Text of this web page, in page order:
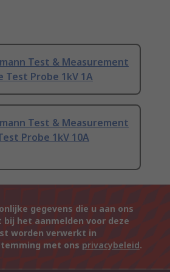
Test & Measurement
Test Probe 1kV 1A
Test & Measurement
Probe 1kV 10A
gegevens die u aan ons
het aanmelden voor deze
worden verwerkt in
met ons privacybeleid.